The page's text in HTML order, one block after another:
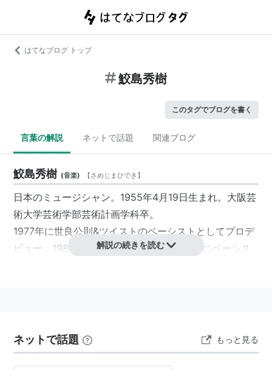
はてなブログ トップ
鮫島秀樹
このタグでブログを書く
言葉の解説 ネットで話題 関連ブログ
鮫島秀樹 (音楽) 【さめじまひでき 】
日本のミュージシャン。1955年4月19日生まれ。大阪芸
術大学芸術学部芸術計画学科卒。
1977年に世良公則&ツイストのベーシストとしてプロデ
ビュー。1981年のツイスト解散後、1984年にベーシス
巧、長女には故・岡田れえながいる。
解説の続きを読む
ネットで話題 もっと見る